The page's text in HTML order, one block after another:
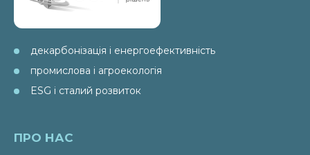
декарбонізація і енергоефективність
промислова і агроекологія
ESG і сталий розвиток
ПРО НАС